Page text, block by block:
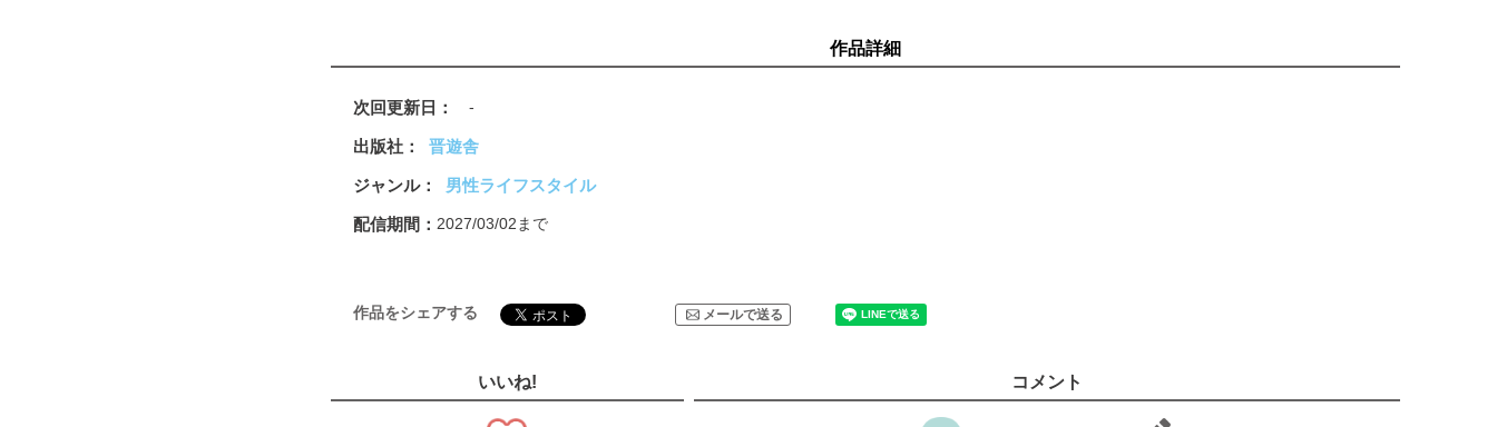
作品詳細
次回更新日 -
出版社 晋遊舎
ジャンル 男性ライフスタイル
配信期間 2027/03/02まで
作品をシェアする メールで送る
いいね! コメント